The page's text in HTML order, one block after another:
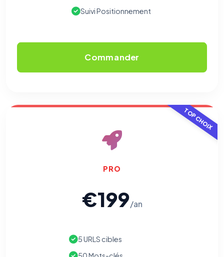
Suivi Positionnement
Commander
TOP CHOIX
PRO
€199/an
5 URLS cibles
Cookies essentiels TOUJOURS ACTIF